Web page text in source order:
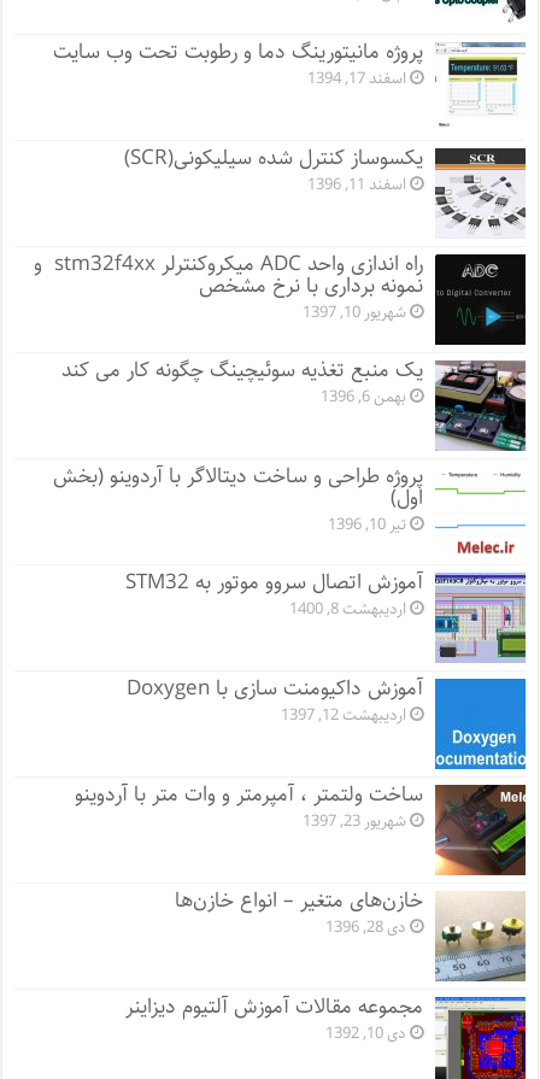
پروژه مانيتورينگ دما و رطوبت تحت وب سایت
اسفند 17, 1394
یکسوساز کنترل شده سیلیکونی(SCR)
اسفند 11, 1396
راه اندازی واحد ADC میکروکنترلر stm32f4xx و
نمونه برداری با نرخ مشخص
شهریور 10, 1397
یک منبع تغذیه سوئیچینگ چگونه کار می کند
بهمن 6, 1396
پروژه طراحی و ساخت دیتالاگر با آردوینو (بخش
اول)
تیر 10, 1396
آموزش اتصال سروو موتور به STM32
اردیبهشت 8, 1400
آموزش داکیومنت سازی با Doxygen
اردیبهشت 12, 1397
ساخت ولتمتر ، آمپرمتر و وات متر با آردوینو
شهریور 23, 1397
خازن‌های متغیر – انواع خازن‌ها
دی 28, 1396
مجموعه مقالات آموزش آلتیوم دیزاینر
دی 10, 1392